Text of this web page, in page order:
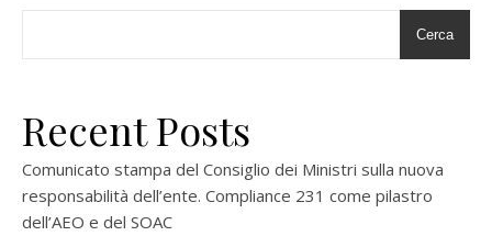
Cerca
Recent Posts
Comunicato stampa del Consiglio dei Ministri sulla nuova
responsabilità dell’ente. Compliance 231 come pilastro
dell’AEO e del SOAC